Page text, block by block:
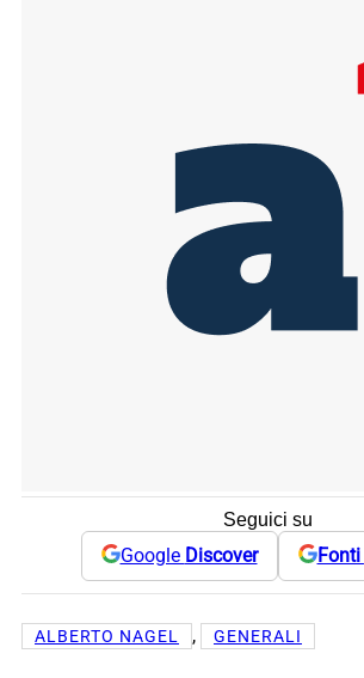
Seguici su
Google Discover Fonti
ALBERTO NAGEL , GENERALI